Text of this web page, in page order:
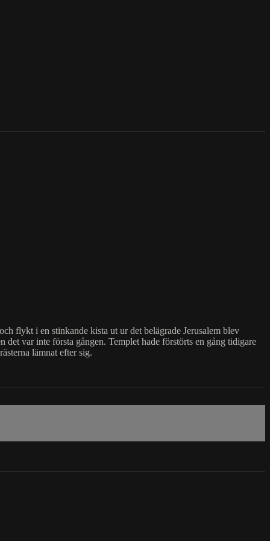
flykt i en stinkande kista ut ur det belägrade Jerusalem blev
var inte första gången. Templet hade förstörts en gång tidigare
lämnat efter sig.